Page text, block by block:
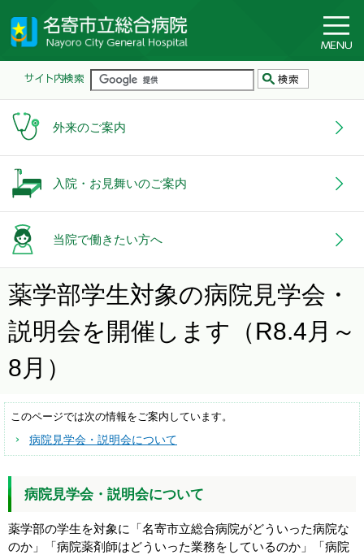
外来のご案内
入院・お見舞いのご案内
当院で働きたい方へ
薬学部学生対象の病院見学会・
説明会を開催します（R8.4月～
8月）
このページでは次の情報をご案内しています。
病院見学会・説明会について
病院見学会・説明会について
薬学部の学生を対象に「名寄市立総合病院がどういった病院な
のか」「病院薬剤師はどういった業務をしているのか」「病院